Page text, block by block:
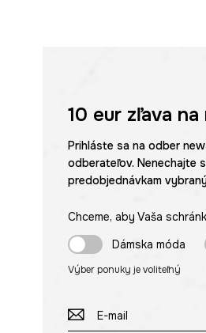
10 eurzľava na
Prihláste sa na odber
odberateľov. Nenechajte
predobjednávkam
Chceme, aby Vaša
Dámska móda
Výber ponuky je voliteľný